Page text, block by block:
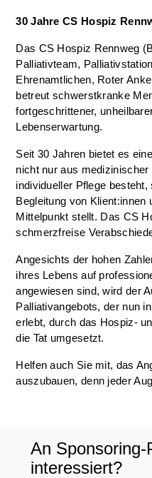
30 Jahre CS Hospiz
Das CS Hospiz Rennweg
Palliativteam,
Ehrenamtlichen, Roter
betreut schwerstkranke
fortgeschrittener,
Lebenserwartung.
Seit 30 Jahren bietet es
nicht nur aus
individueller Pflege
Begleitung von Klient:innen
Mittelpunkt stellt. Das CS
schmerzfreise
Angesichts der hohen
ihres Lebens auf
angewiesen sind, wird der
Palliativangebots, der nun
erlebt, durch das Hospiz-
die Tat umgesetzt.
Helfen auch Sie mit, das
auszubauen, denn jeder
An Sponsoring-
interessiert?